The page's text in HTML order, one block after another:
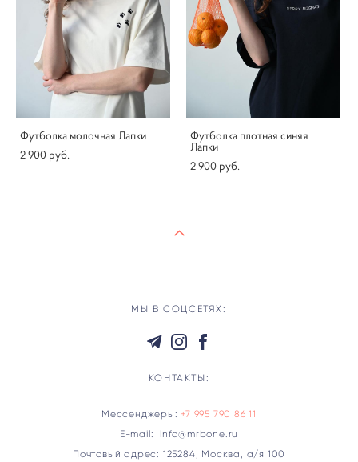
Футболка молочная Лапки
2 900 pуб.
Футболка плотная синяя
Лапки
2 900 pуб.
МЫ В СОЦСЕТЯХ:
КОНТАКТЫ:
Мессенджеры: +7 995 790 86 11
E-mail: info@mrbone.ru
Почтовый адрес: 125284, Москва, а/я 100